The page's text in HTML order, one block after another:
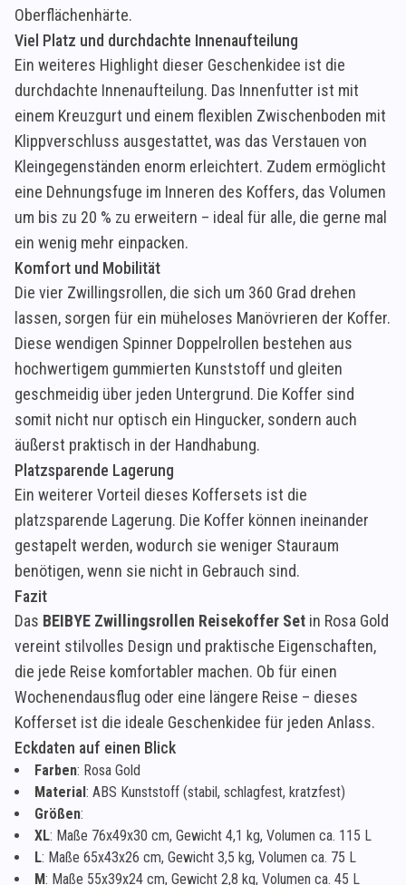
Oberflächenhärte.
Viel Platz und durchdachte Innenaufteilung
Ein weiteres Highlight dieser Geschenkidee ist die
durchdachte Innenaufteilung. Das Innenfutter ist mit
einem Kreuzgurt und einem flexiblen Zwischenboden mit
Klippverschluss ausgestattet, was das Verstauen von
Kleingegenständen enorm erleichtert. Zudem ermöglicht
eine Dehnungsfuge im Inneren des Koffers, das Volumen
um bis zu 20 % zu erweitern – ideal für alle, die gerne mal
ein wenig mehr einpacken.
Komfort und Mobilität
Die vier Zwillingsrollen, die sich um 360 Grad drehen
lassen, sorgen für ein müheloses Manövrieren der Koffer.
Diese wendigen Spinner Doppelrollen bestehen aus
hochwertigem gummierten Kunststoff und gleiten
geschmeidig über jeden Untergrund. Die Koffer sind
somit nicht nur optisch ein Hingucker, sondern auch
äußerst praktisch in der Handhabung.
Platzsparende Lagerung
Ein weiterer Vorteil dieses Koffersets ist die
platzsparende Lagerung. Die Koffer können ineinander
gestapelt werden, wodurch sie weniger Stauraum
benötigen, wenn sie nicht in Gebrauch sind.
Fazit
Das BEIBYE Zwillingsrollen Reisekoffer Set in Rosa Gold
vereint stilvolles Design und praktische Eigenschaften,
die jede Reise komfortabler machen. Ob für einen
Wochenendausflug oder eine längere Reise – dieses
Kofferset ist die ideale Geschenkidee für jeden Anlass.
Eckdaten auf einen Blick
Farben: Rosa Gold
Material: ABS Kunststoff (stabil, schlagfest, kratzfest)
Größen:
XL: Maße 76x49x30 cm, Gewicht 4,1 kg, Volumen ca. 115 L
L: Maße 65x43x26 cm, Gewicht 3,5 kg, Volumen ca. 75 L
M: Maße 55x39x24 cm, Gewicht 2,8 kg, Volumen ca. 45 L